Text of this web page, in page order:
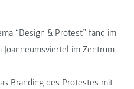
“Design & Protest” fand im
Joanneumsviertel im Zentrum
Branding des Protestes mit